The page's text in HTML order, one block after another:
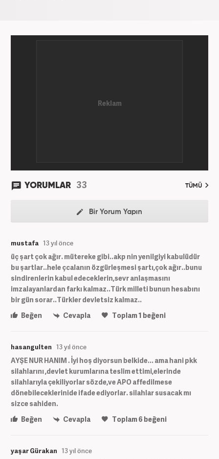
YORUMLAR 33 TÜMÜ
Bir Yorum Yapın
mustafa 13 yıl önce
üç şart çok ağır. mütereke gibi..akp nin yenilgiyi kabulüdür
bu şartlar..hele çcalanın özgürleşmesi şartı,çok ağır..bunu
sindirenlerin kabul edeceklerin,sevr anlaşmasını
imzalayanlardan farkı kalmaz..Türk milleti bunun hesabını
bir gün sorar..Türkler devletsiz kalmaz..
Beğen
Cevapla Toplam1 beğeni
hasangulten 13 yıl önce
AYŞE NUR HANIM . İyi hoş diyorsun belkide... ama hani pkk
silahlarını ,devlet kurumlarına teslim ettimi,elerinde
silahlarıyla çekiliyorlar sözde,ve APO affedilmese
dönebileceklerinide ifade ediyorlar. silahlar susacak mı
sizce sahiden.
Beğen
Cevapla Toplam6 beğeni
yaşar Gürakan 13 yıl önce